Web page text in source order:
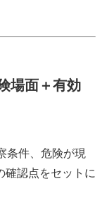
場面＋有効
条件、危険が現
確認点をセットに